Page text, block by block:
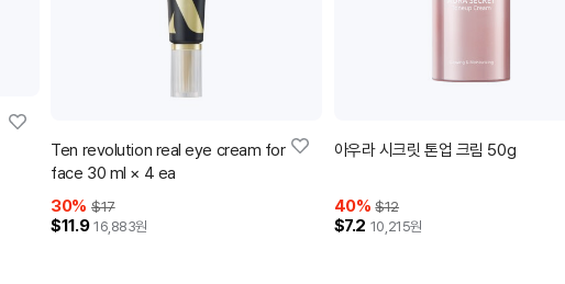
Ten revolution real eye cream for
face 30 ml × 4 ea
30% $17
$11.9 16,883원
아우라 시크릿 톤업 크림 50g
40% $12
$7.2 10,215원